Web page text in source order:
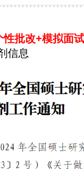
批改+模拟面
信息